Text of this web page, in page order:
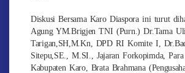
Diskusi Bersama Karo Diaspora ini turut
Agung YM.Brigjen TNI (Purn.) Dr.Tama
Tarigan,SH,M.Kn, DPD RI Komite I,
Sitepu,SE., M.SI., Jajaran Forkopimda,
Kabupaten Karo, Brata Brahmana